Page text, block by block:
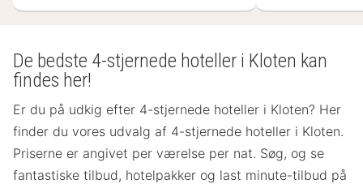
De bedste 4-stjernede hoteller i Kloten kan
findes her!
Er du på udkig efter 4-stjernede hoteller i Kloten? Her
finder du vores udvalg af 4-stjernede hoteller i Kloten.
Priserne er angivet per værelse per nat. Søg, og se
fantastiske tilbud, hotelpakker og last minute-tilbud på